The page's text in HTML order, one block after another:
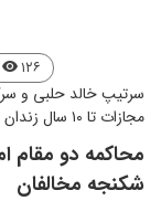
۱۲۶
سرتیپ خالد حلبی و
مجازات تا ۱۰ سال زندان
​محاکمه دو مقام
شکنجه مخالفان